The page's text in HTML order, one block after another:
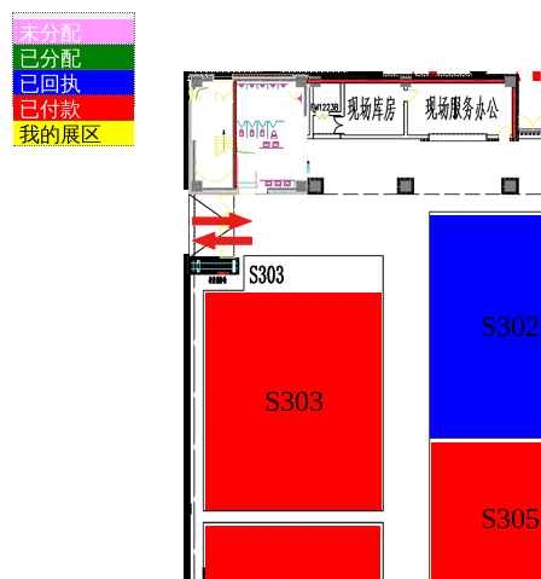
未分配
已分配
已回执
已付款
我的展区
S303
S302
S305